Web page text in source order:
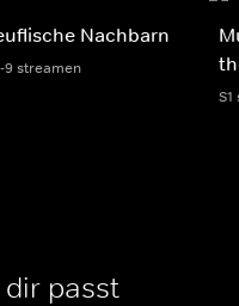
Nachbarn
9 streamen
passt